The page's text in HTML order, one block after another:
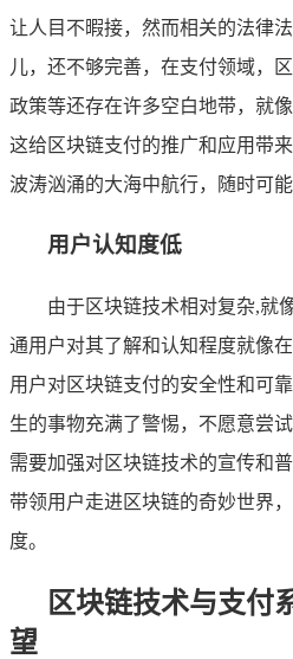
让人目不暇接，然而相关的法律
儿，还不够完善，在支付领域，
政策等还存在许多空白地带，就
这给区块链支付的推广和应用带
波涛汹涌的大海中航行，随时可能
用户认知度低
由于区块链技术相对复杂,就
通用户对其了解和认知程度就像
用户对区块链支付的安全性和可
生的事物充满了警惕，不愿意尝
需要加强对区块链技术的宣传和
带领用户走进区块链的奇妙世界
度。
区块链技术与支付
望